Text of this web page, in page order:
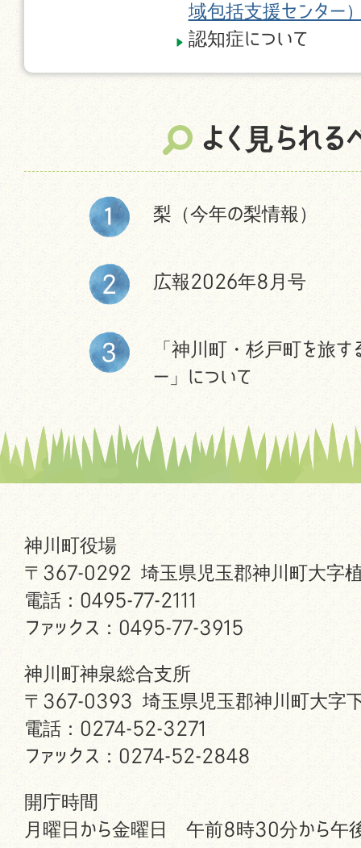
域包括支援センター
認知症について
よく見られる
梨（今年の梨情報）
広報2026年8月号
「神川町・杉戸町を旅す
ー」について
神川町役場
〒367-0292 埼玉県児玉郡神川町大字
電話：0495-77-2111
ファックス：0495-77-3915
神川町神泉総合支所
〒367-0393 埼玉県児玉郡神川町大字
電話：0274-52-3271
ファックス：0274-52-2848
開庁時間
月曜日から金曜日 午前8時30分から午